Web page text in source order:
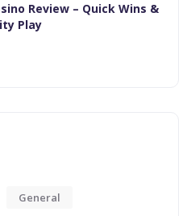
Review – Quick Wins &
Play
General